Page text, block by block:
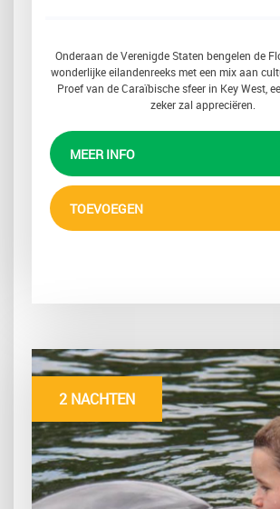
Onderaan de Verenigde Staten bengelen de
wonderlijke eilandenreeks met een mix aan
Proef van de Caraïbische sfeer in Key West,
zeker zal appreciëren.
MEER INFO
TOEVOEGEN
2 NACHTEN